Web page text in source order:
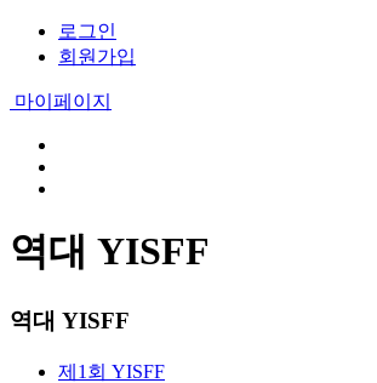
로그인
회원가입
마이페이지
역대 YISFF
역대 YISFF
제1회 YISFF